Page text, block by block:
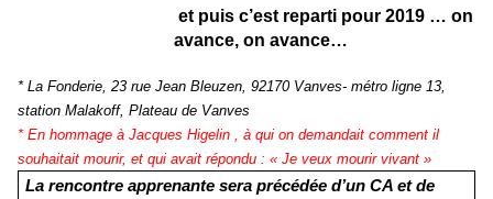
et puis c’est reparti pour 2019 … on
avance, on avance…
* La Fonderie, 23 rue Jean Bleuzen, 92170 Vanves- métro ligne 13,
station Malakoff, Plateau de Vanves
* En hommage à Jacques Higelin , à qui on demandait comment il
souhaitait mourir, et qui avait répondu : « Je veux mourir vivant »
La rencontre apprenante sera précédée d’un CA et de